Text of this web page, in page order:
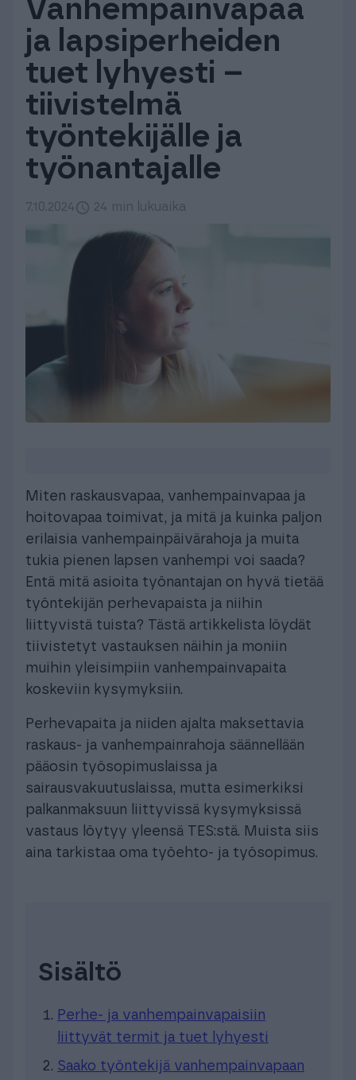
Tuki & Koulutus
Meistä & Ajankohtaista
Tilaa Procountor
Kokeile maksutta
Kirjaudu
Vanhempainvapaa
ja lapsiperheiden
tuet lyhyesti –
tiivistelmä
työntekijälle ja
työnantajalle
7.10.2024 24 min lukuaika
Miten raskausvapaa, vanhempainvapaa ja
hoitovapaa toimivat, ja mitä ja kuinka paljon
erilaisia vanhempainpäivärahoja ja muita
tukia pienen lapsen vanhempi voi saada?
Entä mitä asioita työnantajan on hyvä tietää
työntekijän perhevapaista ja niihin
liittyvistä tuista? Tästä artikkelista löydät
tiivistetyt vastauksen näihin ja moniin
muihin yleisimpiin vanhempainvapaita
koskeviin kysymyksiin.
Perhevapaita ja niiden ajalta maksettavia
raskaus- ja vanhempainrahoja säännellään
pääosin työsopimuslaissa ja
sairausvakuutuslaissa, mutta esimerkiksi
palkanmaksuun liittyvissä kysymyksissä
vastaus löytyy yleensä TES:stä. Muista siis
aina tarkistaa oma työehto- ja työsopimus.
Sisältö
Perhe- ja vanhempainvapaisiin
liittyvät termit ja tuet lyhyesti
Saako työntekijä vanhempainvapaan